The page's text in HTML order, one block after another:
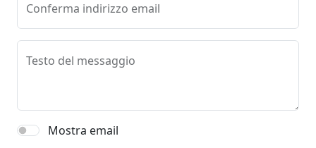
Conferma indirizzo email
Testo del messaggio
Mostra email